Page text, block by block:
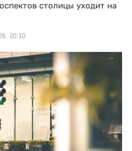
столицы уходит на
20:10